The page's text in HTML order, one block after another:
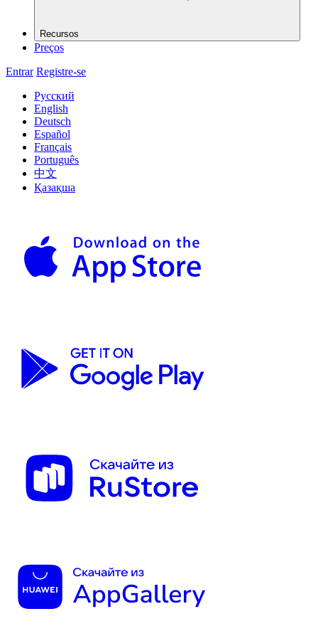
Recursos
Preços
Entrar Registre-se
Русский
English
Deutsch
Español
Français
Português
中文
Қазақша